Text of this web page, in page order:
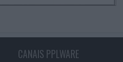
CANAIS PPLWARE